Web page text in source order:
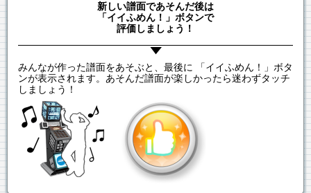
新しい譜面であそんだ後は
「イイふめん！」ボタンで
評価しましょう！
みんなが作った譜面をあそぶと、最後に 「イイふめん！」ボタ
ンが表示されます。あそんだ譜面が楽しかったら迷わずタッチ
しましょう！